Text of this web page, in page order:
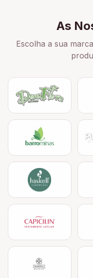
As
Escolha a sua